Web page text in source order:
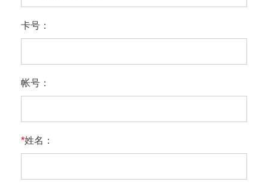
卡号：
帐号：
*姓名：